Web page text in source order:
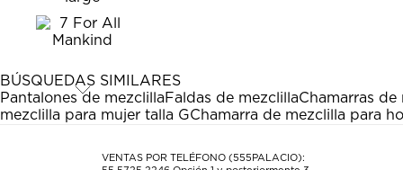
el
artículo
con
estrella
Esta
acción
abrirá
formulario
el
artículo
con
estrellas.
Esta
acción
abrirá
formulario
estrellas.
Esta
acción
abrirá
formulario
estrellas.
Esta
acción
abrirá
formulario
Esta
acción
abrirá
formulario
BÚSQUEDAS SIMILARES
Pantalones de mezclillaFaldas de mezclillaChamarras de
mezclilla para mujer talla GChamarra de mezclilla para
VENTAS POR TELÉFONO (555PALACIO):